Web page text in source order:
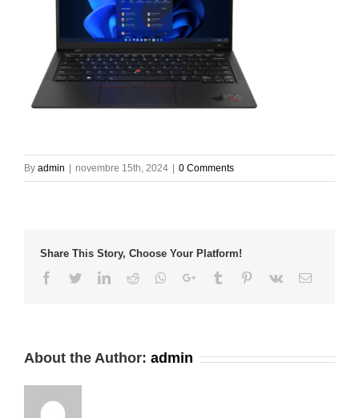
By admin novembre 15th, 2024 0 Comments
Share This Story, Choose Your Platform!
Facebook
TwitterLinkedIn
Reddit Whatsapp
Google+Tumblr Pinterest
Vk Email
About the Author: admin